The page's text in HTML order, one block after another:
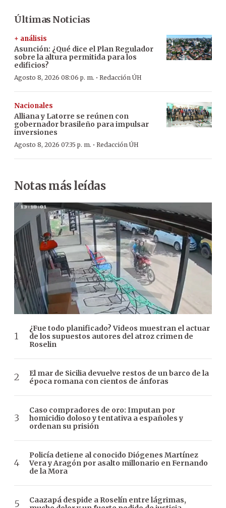
Últimas Noticias
+ análisis
Asunción: ¿Qué dice el Plan Regulador
sobre la altura permitida para los
edificios?
Agosto 8, 2026 08:06 p. m. · Redacción ÚH
Nacionales
Alliana y Latorre se reúnen con
gobernador brasileño para impulsar
inversiones
Agosto 8, 2026 07:35 p. m. · Redacción ÚH
Notas más leídas
¿Fue todo planificado? Videos muestran el actuar
de los supuestos autores del atroz crimen de
Roselin
El mar de Sicilia devuelve restos de un barco de la
época romana con cientos de ánforas
Caso compradores de oro: Imputan por
homicidio doloso y tentativa a españoles y
ordenan su prisión
Policía detiene al conocido Diógenes Martínez
Vera y Aragón por asalto millonario en Fernando
de la Mora
Caazapá despide a Roselín entre lágrimas,